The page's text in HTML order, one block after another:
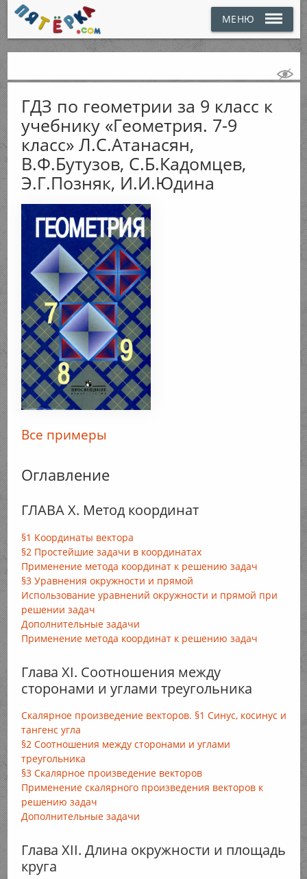
МЕНЮ
ГДЗ по геометрии за 9 класс к
учебнику «Геометрия. 7-9
класс» Л.С.Атанасян,
В.Ф.Бутузов, С.Б.Кадомцев,
Э.Г.Позняк, И.И.Юдина
Все примеры
Оглавление
ГЛАВА X. Метод координат
§1 Координаты вектора
§2 Простейшие задачи в координатах
Применение метода координат к решению задач
§3 Уравнения окружности и прямой
Использование уравнений окружности и прямой при
решении задач
Дополнительные задачи
Применение метода координат к решению задач
Глава XI. Соотношения между
сторонами и углами треугольника
Скалярное произведение векторов. §1 Синус, косинус и
тангенс угла
§2 Соотношения между сторонами и углами
треугольника
§3 Скалярное произведение векторов
Применение скалярного произведения векторов к
решению задач
Дополнительные задачи
Глава XII. Длина окружности и площадь
круга